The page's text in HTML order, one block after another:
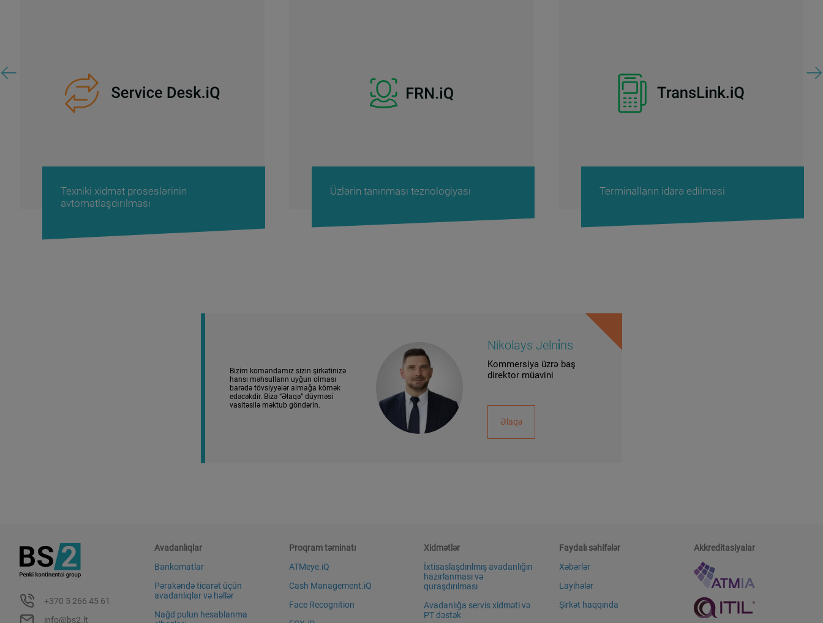
Texniki xidmət proseslərinin
avtomatlaşdırılması
Üzlərin tanınması teznologiyası Terminalların idarə edilməsi
Bizim komandamız sizin şirkətinizə
hansı məhsulların uyğun olması
barədə tövsiyyələr almağa kömək
edəcəkdir. Bizə “Əlaqə” düyməsi
vasitəsilə məktub göndərin.
Nikolays Jelni̇ns
Kommersiya üzrə baş
direktor müavini
Əlaqə
+370 5 266 45 61
info@bs2.lt
Avadanlıqlar
Bankomatlar
Pərakəndə ticarət üçün
avadanlıqlar və həllər
Nağd pulun hesablanma
Proqram təminatı
ATMeye.iQ
Cash Management.iQ
Face Recognition
Xidmətlər
İxtisaslaşdırılmış avadanlığın
hazırlanması və
quraşdırılması
Avadanlığa servis xidməti və
PT dəstək
Faydalı səhifələr
Xəbərlər
Layihələr
Şirkət haqqında
Akkreditasiyalar